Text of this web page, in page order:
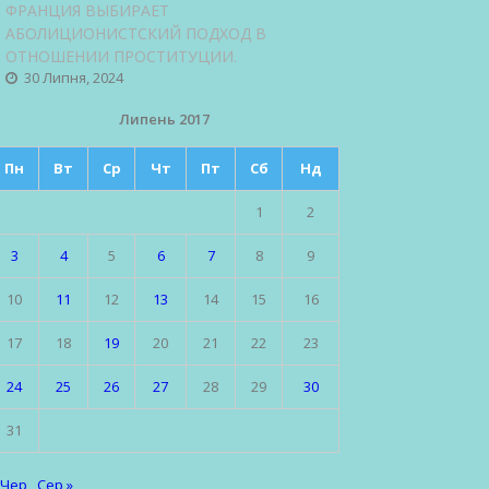
ФРАНЦИЯ ВЫБИРАЕТ
АБОЛИЦИОНИСТСКИЙ ПОДХОД В
ОТНОШЕНИИ ПРОСТИТУЦИИ.
30 Липня, 2024
Липень 2017
Пн Вт Ср Чт Пт Сб Нд
1 2
3 4 5 6 7 8 9
10 11 12 13 14 15 16
17 18 19 20 21 22 23
24 25 26 27 28 29 30
31
Сер »